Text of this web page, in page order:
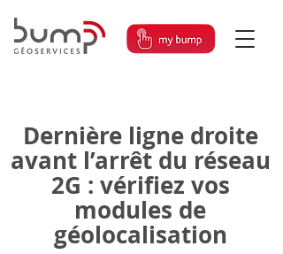
Dernière ligne droite
avant l’arrêt du réseau
2G : vérifiez vos
modules de
géolocalisation